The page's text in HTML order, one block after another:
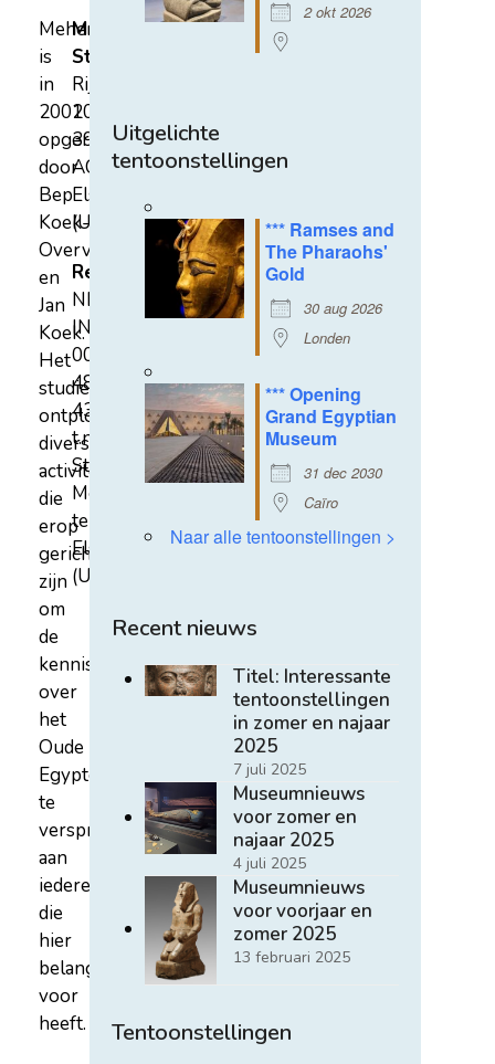
2 okt 2026
Uitgelichte
tentoonstellingen
*** Ramses and
The Pharaohs'
Gold
30 aug 2026
Londen
*** Opening
Grand Egyptian
Museum
31 dec 2030
Caïro
Naar alle tentoonstellingen >
Recent nieuws
Titel: Interessante
tentoonstellingen
in zomer en najaar
2025
7 juli 2025
Museumnieuws
voor zomer en
najaar 2025
4 juli 2025
Museumnieuws
voor voorjaar en
zomer 2025
13 februari 2025
Tentoonstellingen
Mehen
is
in
2002
opgericht
door
Bep
Koek-
Overvest
en
Jan
Koek.
Het
studiecentrum
ontplooit
diverse
activiteiten
die
erop
gericht
zijn
om
de
kennis
over
het
Oude
Egypte
te
verspreiden
aan
iedereen
die
hier
belangstelling
voor
heeft.
Mehen
Studiecentrum
Rijksstraatweg
107A
3921
AC
Elst
(U)
Rekeningnummer
NL31
INGB
0007
4852
43
t.n.v.
Stichting
Mehen
te
Elst
(U)